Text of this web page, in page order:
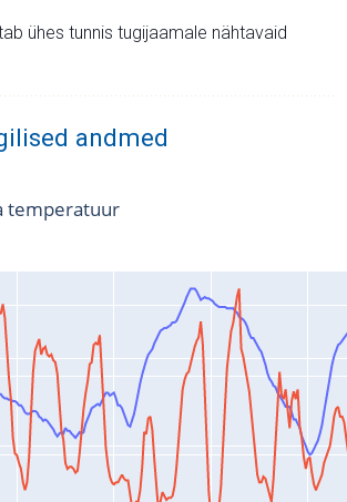
ühes tunnis tugijaamale nähtavaid
andmed
temperatuur